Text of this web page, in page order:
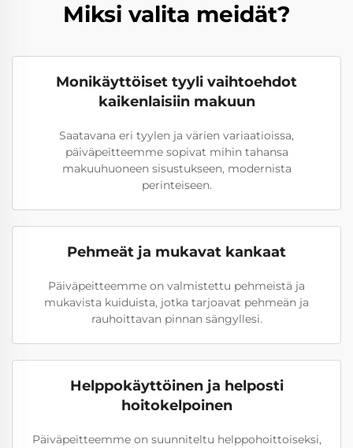
Miksi valita meidät?
Monikäyttöiset tyyli vaihtoehdot
kaikenlaisiin makuun
Saatavana eri tyylen ja värien variaatioissa,
päiväpeitteemme sopivat mihin tahansa
makuuhuoneen sisustukseen, modernista
perinteiseen.
Pehmeät ja mukavat kankaat
Päiväpeitteemme on valmistettu pehmeistä ja
mukavista kuiduista, jotka tarjoavat pehmeän ja
rauhoittavan pinnan sängyllesi.
Helppokäyttöinen ja helposti
hoitokelpoinen
Päiväpeitteemme on suunniteltu helppohoittoiseksi,